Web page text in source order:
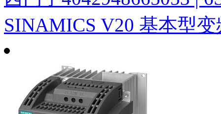
SINAMICS V20 基本型